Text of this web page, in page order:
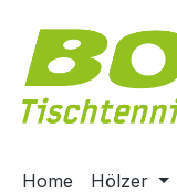
Hauptinhalt
Zur Suche springen
Zur
Home Hölzer